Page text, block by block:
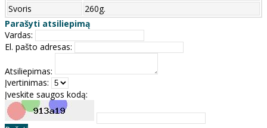
Svoris
260g.
Parašyti atsiliepimą
Vardas:
El. pašto adresas:
Atsiliepimas:
Įvertinimas:
Įveskite saugos kodą: